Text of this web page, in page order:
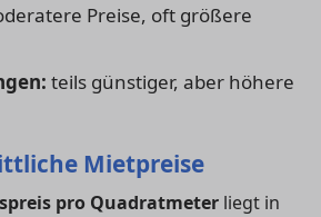
Preise, oft größere
teils günstiger, aber höhere
Mietpreise
pro Quadratmeter liegt in